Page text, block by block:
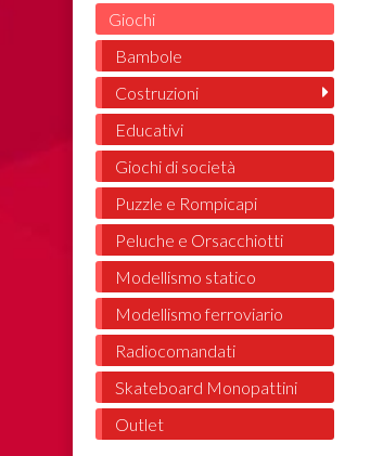
Giochi
Bambole
Costruzioni
Educativi
Giochi di società
Puzzle e Rompicapi
Peluche e Orsacchiotti
Modellismo statico
Modellismo ferroviario
Radiocomandati
Skateboard Monopattini
Outlet